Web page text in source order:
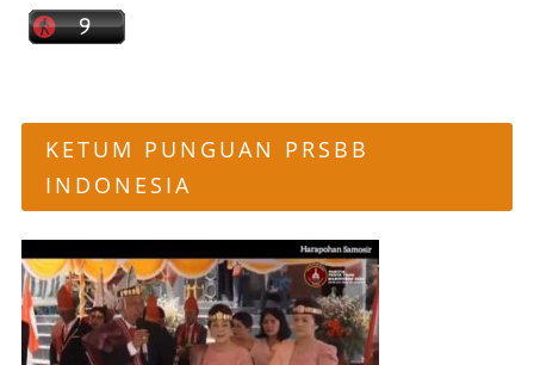
KETUM PUNGUAN PRSBB
INDONESIA